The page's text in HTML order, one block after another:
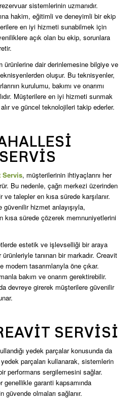
sistemlerinin uzmanıdır.
hakim, eğitimli ve deneyimli bir ekip
en iyi hizmeti sunabilmek için
açık olan bu ekip, sorunlara
ürünlerine dair derinlemesine bilgiye ve
oluşur. Bu teknisyenler,
kurulumu, bakımı ve onarımı
Müşterilere en iyi hizmeti sunmak
ve güncel teknolojileri takip ederler.
Servis, müşterilerinin ihtiyaçlarını her
Bu nedenle, çağrı merkezi üzerinden
ve talepler en kısa sürede karşılanır.
güvenilir hizmet anlayışıyla,
kısa sürede çözerek memnuniyetlerini
estetik ve işlevselliği bir araya
tanınan bir markadır. Creavit
modern tasarımlarıyla öne çıkar.
bakım ve onarım gerektirebilir.
devreye girerek müşterilere güvenilir
SERVISI
yedek parçalar konusunda da
parçaları kullanarak, sistemlerin
performans sergilemesini sağlar.
genellikle garanti kapsamında
güvende olmaları sağlanır.